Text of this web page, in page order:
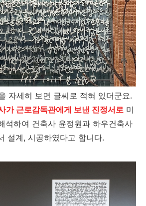
자세히 보면 글씨로 적혀 있더군요.
가 근로감독관에게 보낸 진정서로미
석하여 건축사 윤정원과 하우건축사
설계, 시공하였다고 합니다.